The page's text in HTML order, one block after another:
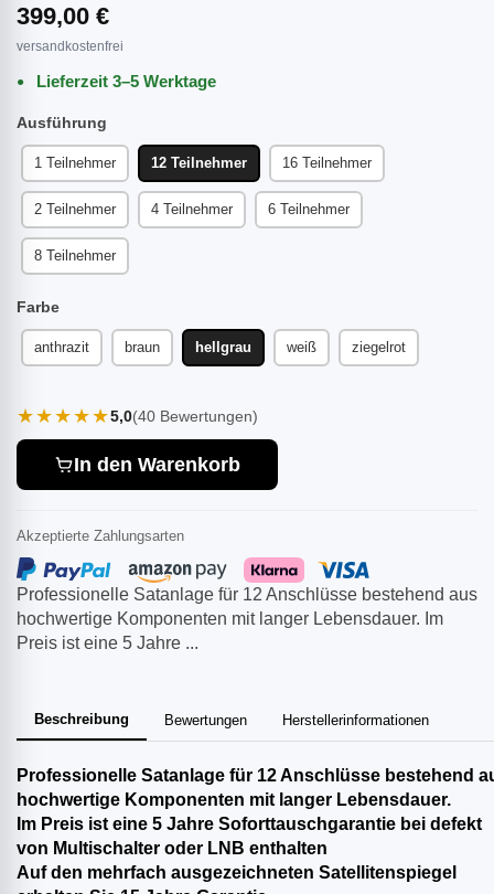
Professionelle Satanlage für 12 Anschlüsse bestehend aus
hochwertige Komponenten mit langer Lebensdauer. Im
Preis ist eine 5 Jahre ...
Beschreibung Bewertungen Herstellerinformationen
Professionelle Satanlage für 12 Anschlüsse bestehend
hochwertige Komponenten mit langer Lebensdauer.
Im Preis ist eine 5 Jahre Soforttauschgarantie bei defekt
von Multischalter oder LNB enthalten
Auf den mehrfach ausgezeichneten Satellitenspiegel
399,00 €
versandkostenfrei
Lieferzeit 3–5 Werktage
Ausführung
1 Teilnehmer 12 Teilnehmer 16 Teilnehmer
2 Teilnehmer 4 Teilnehmer 6 Teilnehmer
8 Teilnehmer
Farbe
anthrazit braun hellgrau weiß ziegelrot
★★★★★5,0(40 Bewertungen)
In den Warenkorb
Akzeptierte Zahlungsarten